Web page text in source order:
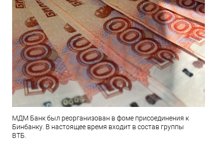
МДМ Банк был реорганизован в фоме присоединения к
Бинбанку. В настоящее время входит в состав группы
ВТБ.